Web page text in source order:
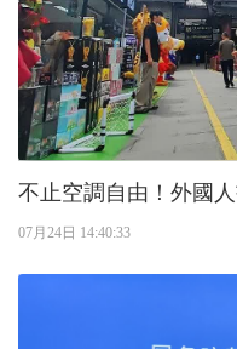
不止空調自由！外國
07月24日 14:40:33